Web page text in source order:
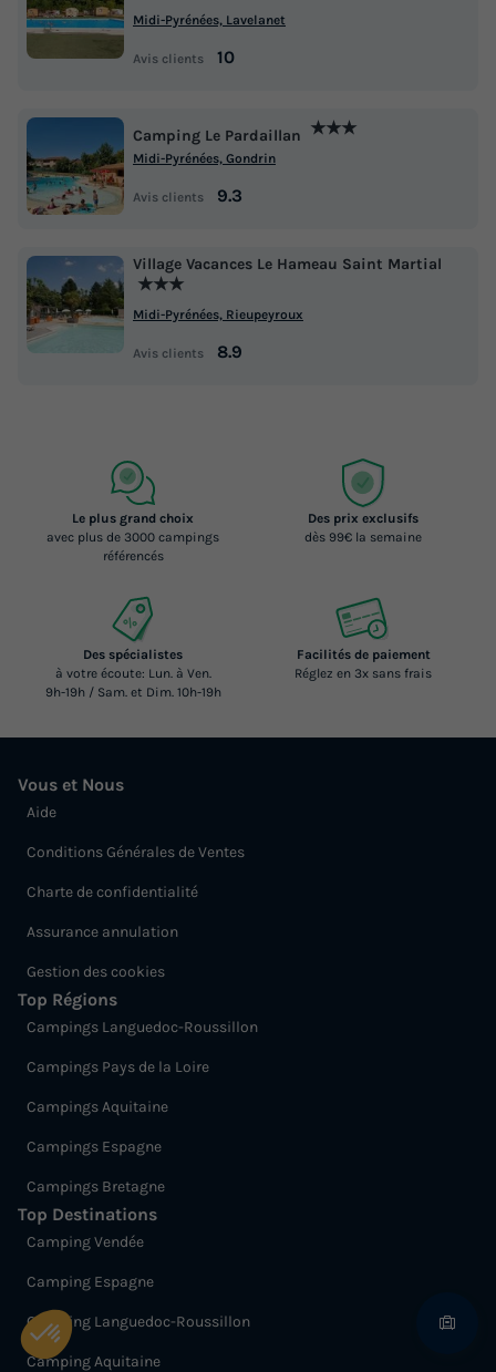
Midi-Pyrénées, Lavelanet
Avis clients 10
Camping Le Pardaillan ★★★
Midi-Pyrénées, Gondrin
Avis clients 9.3
Village Vacances Le Hameau Saint Martial
★★★
Midi-Pyrénées, Rieupeyroux
Avis clients 8.9
Le plus grand choix
avec plus de 3000 campings
référencés
Des prix exclusifs
dès 99€ la semaine
Des spécialistes
à votre écoute: Lun. à Ven.
9h-19h / Sam. et Dim. 10h-19h
Facilités de paiement
Réglez en 3x sans frais
Vous et Nous
Aide
Conditions Générales de Ventes
Charte de confidentialité
Assurance annulation
Gestion des cookies
Top Régions
Campings Languedoc-Roussillon
Campings Pays de la Loire
Campings Aquitaine
Campings Espagne
Campings Bretagne
Top Destinations
Camping Vendée
Camping Espagne
Camping Languedoc-Roussillon
Camping Aquitaine